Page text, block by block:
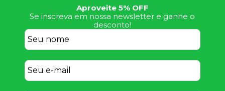
Aproveite 5% OFF
Se inscreva em nossa newsletter e ganhe o
desconto!